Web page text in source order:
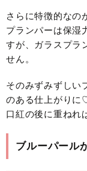
さらに特徴的なの
プランパーは保湿
すが、ガラスプラ
せん。
そのみずみずしい
のある仕上がりに
口紅の後に重ねれ
ブルーパール